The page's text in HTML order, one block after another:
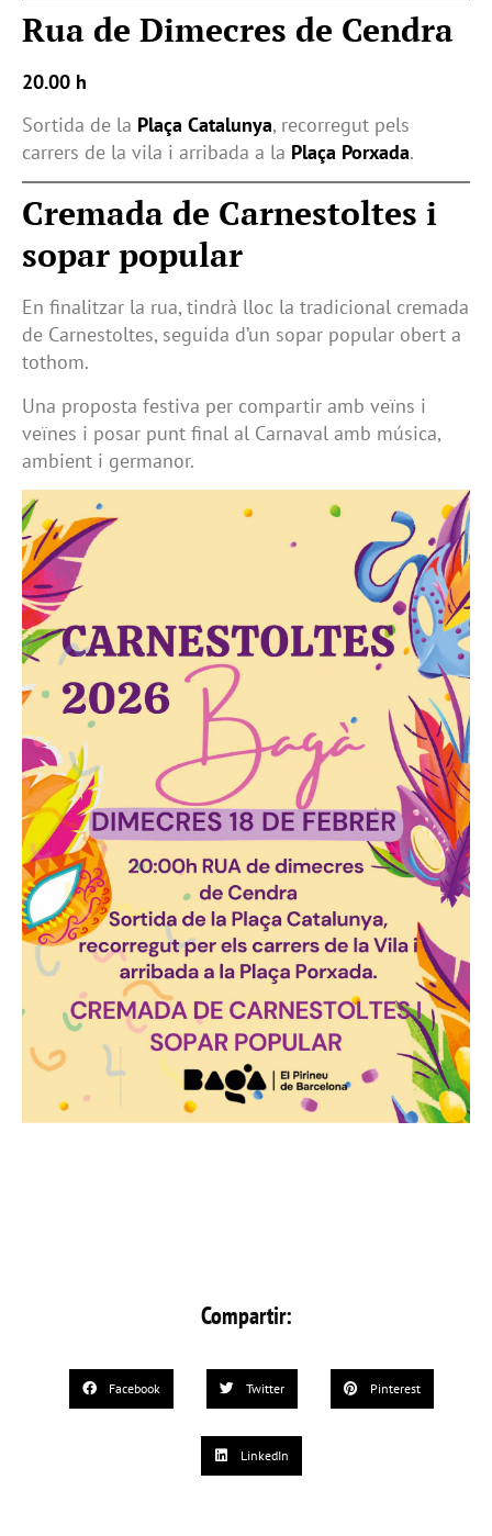
Rua de Dimecres de Cendra
20.00 h
Sortida de la Plaça Catalunya, recorregut pels
carrers de la vila i arribada a la Plaça Porxada.
Cremada de Carnestoltes i
sopar popular
En finalitzar la rua, tindrà lloc la tradicional cremada
de Carnestoltes, seguida d’un sopar popular obert a
tothom.
Una proposta festiva per compartir amb veïns i
veïnes i posar punt final al Carnaval amb música,
ambient i germanor.
Compartir:
Facebook Twitter Pinterest
LinkedIn